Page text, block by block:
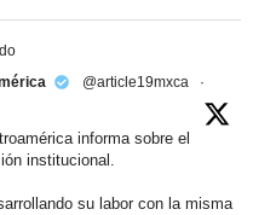
@article19mxca
·
informa sobre el
institucional.
su labor con la misma